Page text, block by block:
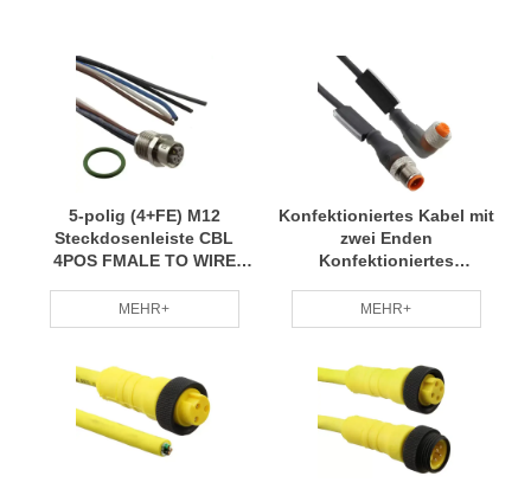
5-polig (4+FE) M12
Steckdosenleiste CBL
4POS FMALE TO WIRE
MEHR+
Konfektioniertes Kabel mit
zwei Enden
Konfektioniertes
auf Buchse 6,56 '
MEHR+